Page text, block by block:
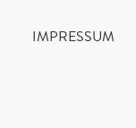
IMPRESSUM